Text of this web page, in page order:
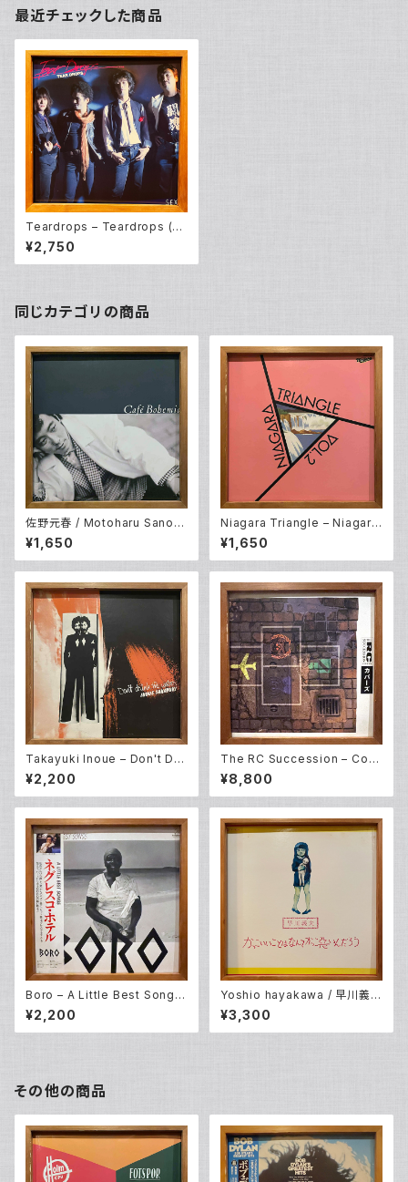
最近チェックした商品
Teardrops – Teardrops (L
P)
¥2,750
同じカテゴリの商品
佐野元春 / Motoharu Sano
With The Heartland – Cafe
Bohemia (LP)
¥1,650
Niagara Triangle – Niagara
Triangle Vol.2 (LP)
¥1,650
Takayuki Inoue – Don't Dri
nk The Water (Water Mind I
I) (LP)
¥2,200
The RC Succession – Cov
ers (LP)
¥8,800
Boro – A Little Best Songs
(LP)
¥2,200
Yoshio hayakawa / 早川義夫
– かっこいいことはなんてかっこ
悪いんだろう (LP)
¥3,300
その他の商品